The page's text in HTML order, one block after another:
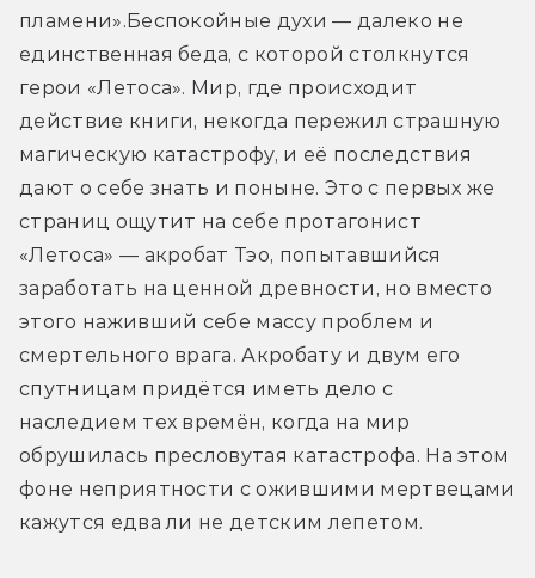
пламени».Беспокойные духи — далеко не
единственная беда, с которой столкнутся
герои «Летоса». Мир, где происходит
действие книги, некогда пережил страшную
магическую катастрофу, и её последствия
дают о себе знать и поныне. Это с первых же
страниц ощутит на себе протагонист
«Летоса» — акробат Тэо, попытавшийся
заработать на ценной древности, но вместо
этого наживший себе массу проблем и
смертельного врага. Акробату и двум его
спутницам придётся иметь дело с
наследием тех времён, когда на мир
обрушилась пресловутая катастрофа. На этом
фоне неприятности с ожившими мертвецами
кажутся едва ли не детским лепетом.